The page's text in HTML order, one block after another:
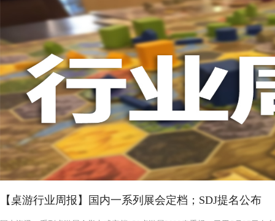
【桌游行业周报】国内一系列展会定档；SDJ提名公布